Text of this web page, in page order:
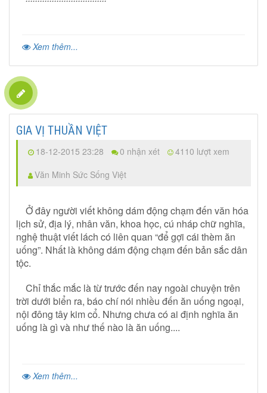
Xem thêm...
GIA VỊ THUẦN VIỆT
18-12-2015 23:28 0 nhận xét
4110 lượt xem
Văn Minh Sức Sống Việt
Ở đây người viết không dám động chạm đến văn hóa
lịch sử, địa lý, nhân văn, khoa học, cú nháp chữ nghĩa,
nghệ thuật viết lách có liên quan “để gợi cái thèm ăn
uống”. Nhất là không dám động chạm đến bản sắc dân
tộc.
Chỉ thắc mắc là từ trước đến nay ngoài chuyện trên
trời dưới biển ra, báo chí nói nhiều đến ăn uống ngoại,
nội đông tây kim cổ. Nhưng chưa có ai định nghĩa ăn
uống là gì và như thế nào là ăn uống....
Xem thêm...